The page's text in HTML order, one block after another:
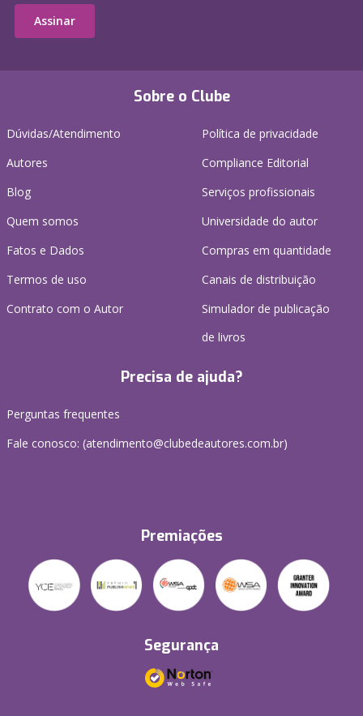
Sobre o Clube
Dúvidas/Atendimento
Autores
Blog
Quem somos
Fatos e Dados
Termos de uso
Contrato com o Autor
Política de privacidade
Compliance Editorial
Serviços profissionais
Universidade do autor
Compras em quantidade
Canais de distribuição
Simulador de publicação
de livros
Precisa de ajuda?
Perguntas frequentes
Fale conosco: (atendimento@clubedeautores.com.br)
Premiações
Segurança
Assinar